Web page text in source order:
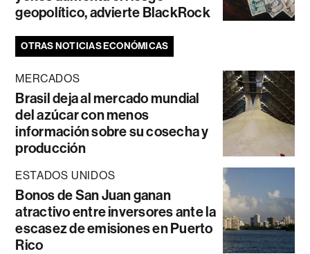
geopolítico, advierte BlackRock
OTRAS NOTICIAS ECONÓMICAS
MERCADOS
Brasil deja al mercado mundial
del azúcar con menos
información sobre su cosecha y
producción
ESTADOS UNIDOS
Bonos de San Juan ganan
atractivo entre inversores ante la
escasez de emisiones en Puerto
Rico